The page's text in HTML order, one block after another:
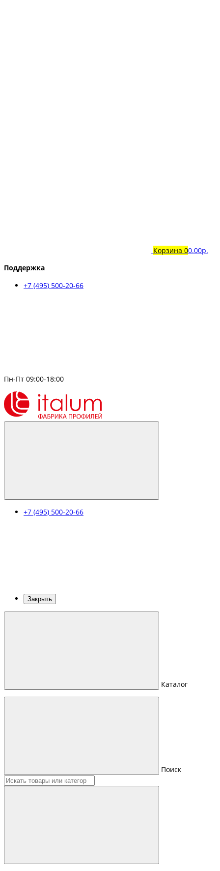
Корзина 00.00р.
Поддержка
+7 (495) 500-20-66
Пн-Пт 09:00-18:00
+7 (495) 500-20-66
Закрыть
Каталог
Поиск